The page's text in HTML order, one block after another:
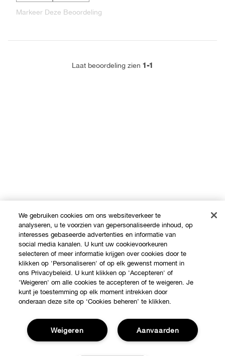
Markeer Deze Beoordeling
Laat beoordeling zien 1-1
We gebruiken cookies om ons websiteverkeer te
analyseren, u te voorzien van gepersonaliseerde inhoud, op
interesses gebaseerde advertenties en informatie van
social media kanalen. U kunt uw cookievoorkeuren
selecteren of meer informatie krijgen over cookies door te
klikken op 'Personaliseren' of op elk gewenst moment in
ons Privacybeleid. U kunt klikken op 'Accepteren' of
'Weigeren' om alle cookies te accepteren of te weigeren. Je
kunt je toestemming op elk moment intrekken door
onderaan deze site op ‘Cookies beheren’ te klikken.
Aanvaarden
Weigeren